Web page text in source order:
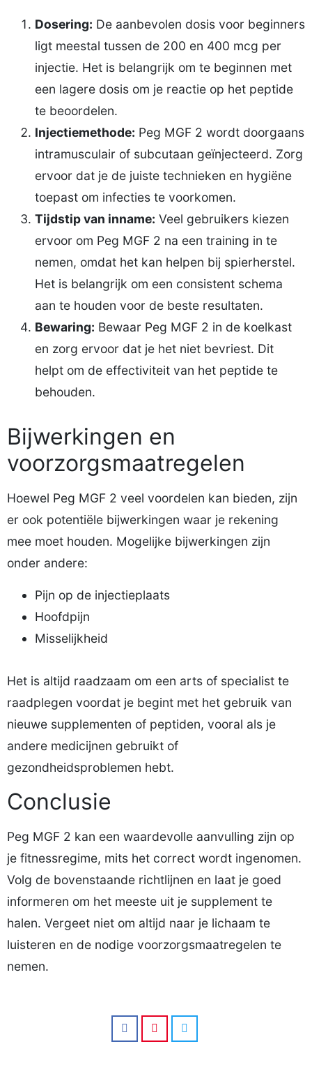
Dosering: De aanbevolen dosis voor beginners
ligt meestal tussen de 200 en 400 mcg per
injectie. Het is belangrijk om te beginnen met
een lagere dosis om je reactie op het peptide
te beoordelen.
Injectiemethode: Peg MGF 2 wordt doorgaans
intramusculair of subcutaan geïnjecteerd. Zorg
ervoor dat je de juiste technieken en hygiëne
toepast om infecties te voorkomen.
Tijdstip van inname: Veel gebruikers kiezen
ervoor om Peg MGF 2 na een training in te
nemen, omdat het kan helpen bij spierherstel.
Het is belangrijk om een consistent schema
aan te houden voor de beste resultaten.
Bewaring: Bewaar Peg MGF 2 in de koelkast
en zorg ervoor dat je het niet bevriest. Dit
helpt om de effectiviteit van het peptide te
behouden.
Bijwerkingen en
voorzorgsmaatregelen
Hoewel Peg MGF 2 veel voordelen kan bieden, zijn
er ook potentiële bijwerkingen waar je rekening
mee moet houden. Mogelijke bijwerkingen zijn
onder andere:
Pijn op de injectieplaats
Hoofdpijn
Misselijkheid
Het is altijd raadzaam om een arts of specialist te
raadplegen voordat je begint met het gebruik van
nieuwe supplementen of peptiden, vooral als je
andere medicijnen gebruikt of
gezondheidsproblemen hebt.
Conclusie
Peg MGF 2 kan een waardevolle aanvulling zijn op
je fitnessregime, mits het correct wordt ingenomen.
Volg de bovenstaande richtlijnen en laat je goed
informeren om het meeste uit je supplement te
halen. Vergeet niet om altijd naar je lichaam te
luisteren en de nodige voorzorgsmaatregelen te
nemen.